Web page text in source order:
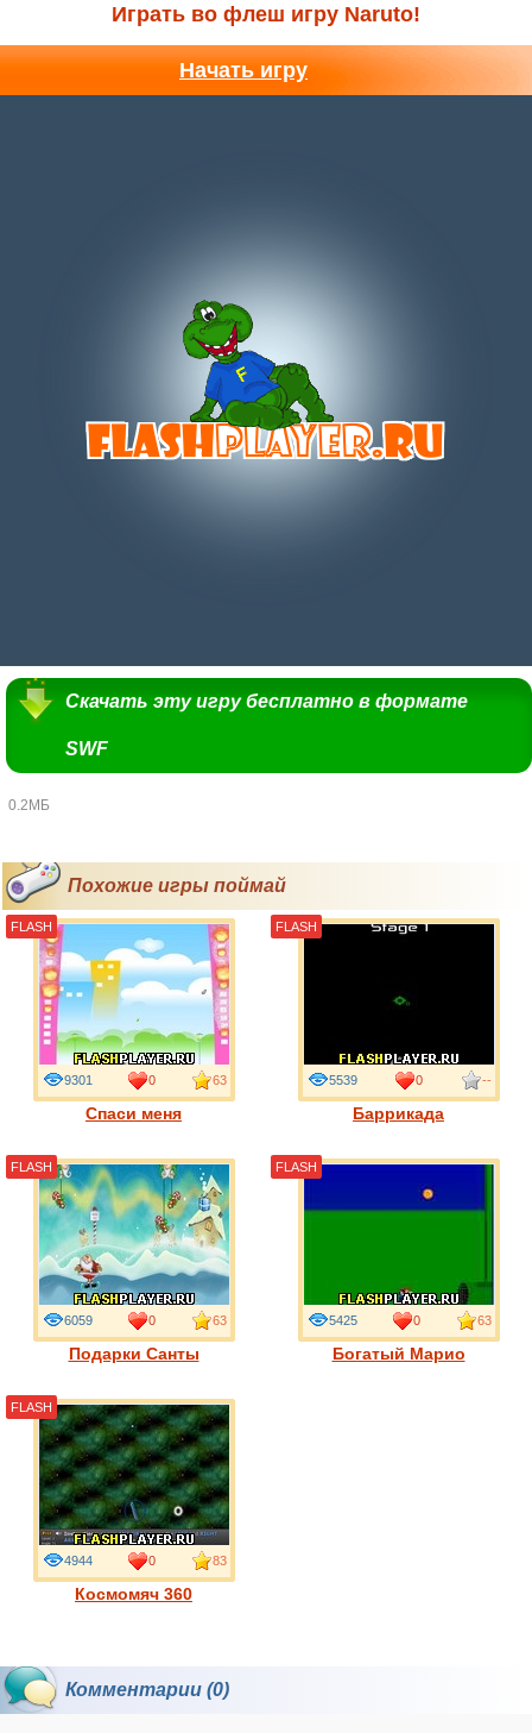
Играть во флеш игру Naruto!
Начать игру
Скачать эту игру бесплатно в формате
SWF
0.2МБ
Похожие игры поймай
Спаси меня
9301 0 63
FLASH
Баррикада
5539 0 --
FLASH
Подарки Санты
6059 0 63
FLASH
Богатый Марио
5425 0 63
FLASH
Космомяч 360
4944 0 83
FLASH
Комментарии (0)